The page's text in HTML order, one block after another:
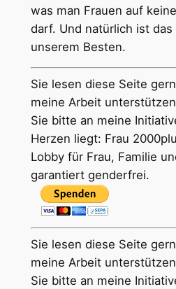
was man Frauen auf
darf. Und natürlich ist das
unserem Besten.
Sie lesen diese Seite
meine Arbeit
Sie bitte an meine
Herzen liegt: Frau
Lobby für Frau, Familie
garantiert genderfrei.
Sie lesen diese Seite
meine Arbeit
Sie bitte an meine